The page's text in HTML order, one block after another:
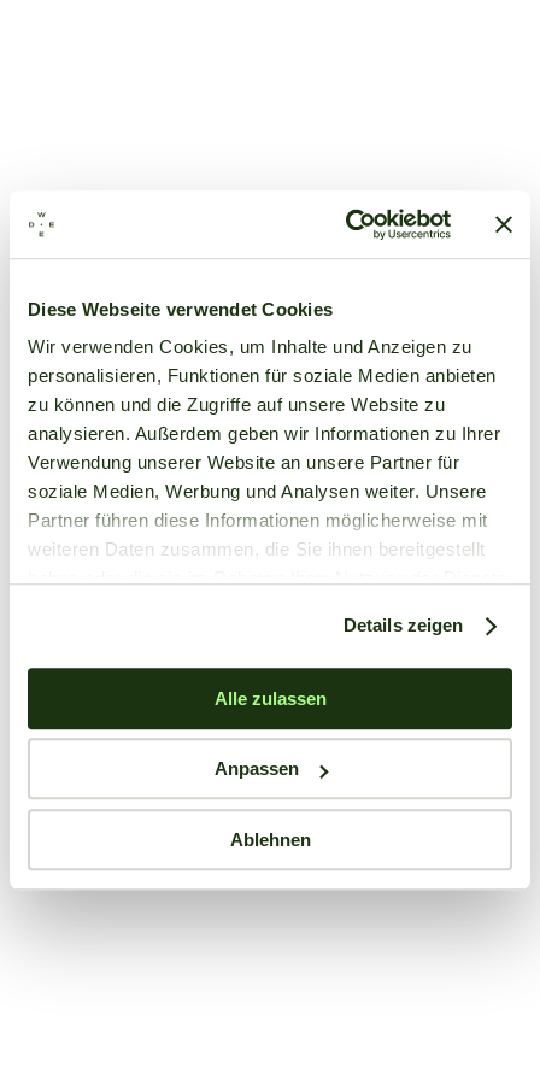
Diese Webseite verwendet Cookies
Wir verwenden Cookies, um Inhalte und Anzeigen zu
personalisieren, Funktionen für soziale Medien anbieten
zu können und die Zugriffe auf unsere Website zu
analysieren. Außerdem geben wir Informationen zu Ihrer
Verwendung unserer Website an unsere Partner für
soziale Medien, Werbung und Analysen weiter. Unsere
Partner führen diese Informationen möglicherweise mit
weiteren Daten zusammen, die Sie ihnen bereitgestellt
Details zeigen
Alle zulassen
Anpassen
Ablehnen